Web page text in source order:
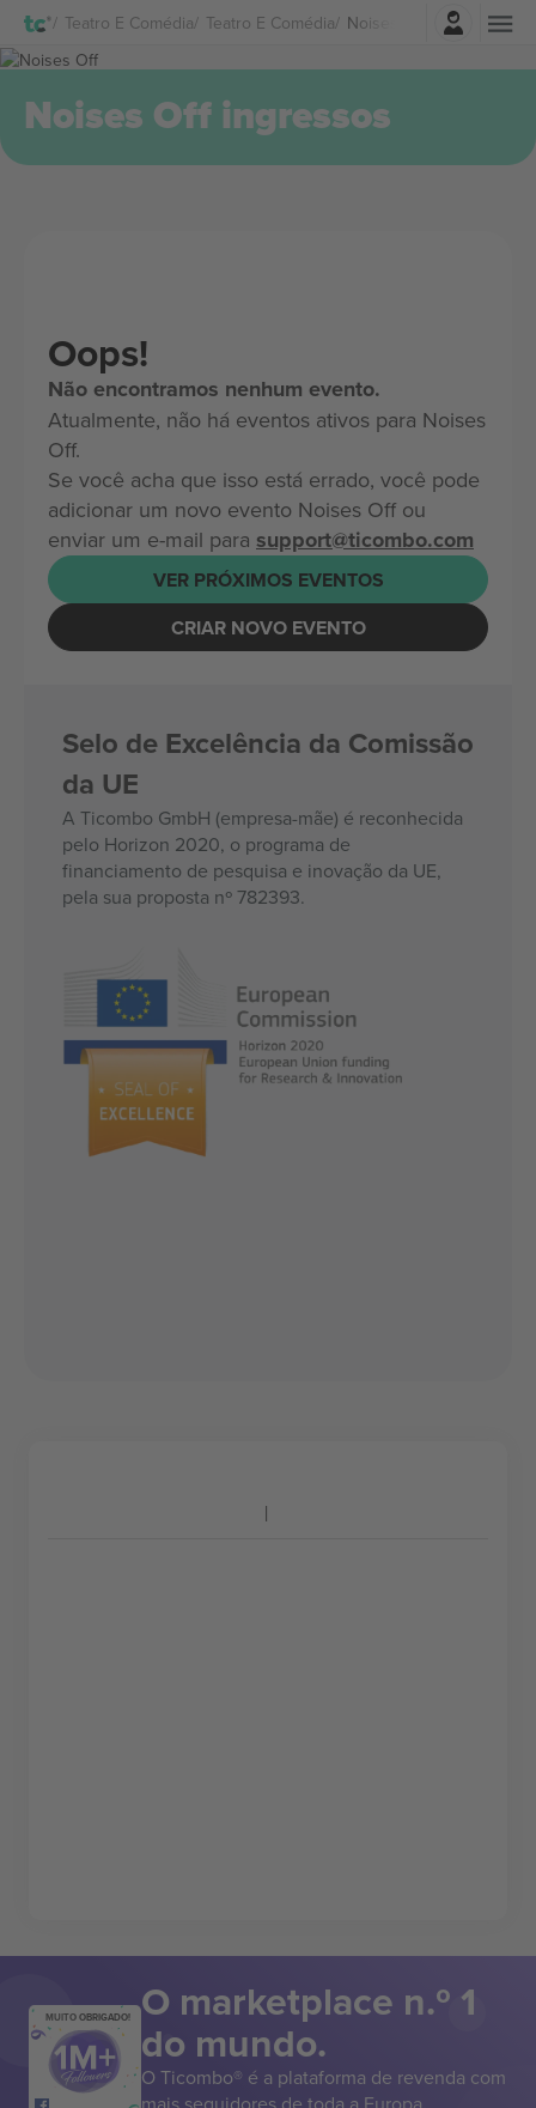
Teatro E Comédia Teatro E Comédia Noises Off Ingressos
Entrar
Noises Off ingressos
Oops!
Não encontramos nenhum evento.
Atualmente, não há eventos ativos para Noises
Off.
Se você acha que isso está errado, você pode
adicionar um novo evento Noises Off ou
enviar um e-mail para support@ticombo.com
VER PRÓXIMOS EVENTOS
CRIAR NOVO EVENTO
Selo de Excelência da Comissão
da UE
A Ticombo GmbH (empresa-mãe) é reconhecida
pelo Horizon 2020, o programa de
financiamento de pesquisa e inovação da UE,
pela sua proposta nº 782393.
MUITO OBRIGADO! O marketplace n.º 1
do mundo.
O Ticombo® é a plataforma de revenda com